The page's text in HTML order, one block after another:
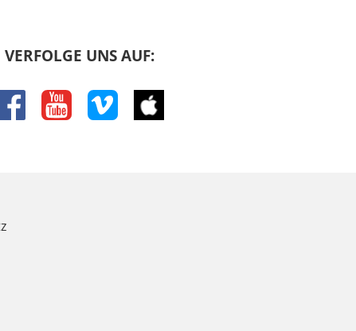
VERFOLGE UNS AUF:
facebookyoutubevimeo itunes